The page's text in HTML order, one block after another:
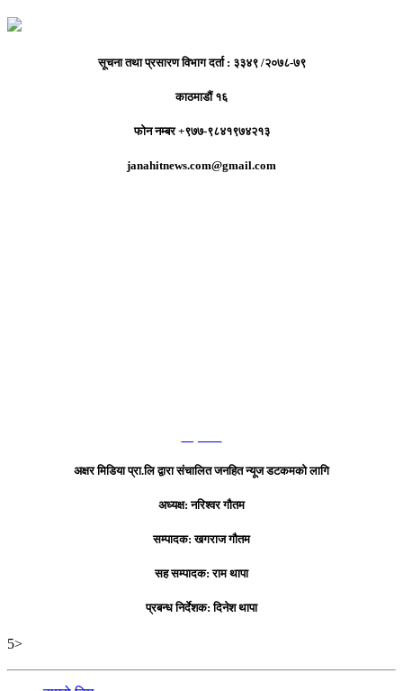
सूचना तथा प्रसारण विभाग दर्ता : ३३४९ /२०७८-७९
काठमाडौं १६
फोन नम्बर +९७७-९८४१९७४२१३
janahitnews.com@gmail.com
अक्षर मिडिया प्रा.लि द्वारा संचालित जनहित न्यूज डटकमको लागि
अध्यक्ष: नरिश्वर गौतम
सम्पादक: खगराज गौतम
सह सम्पादक: राम थापा
प्रबन्ध निर्देशक: दिनेश थापा
5>